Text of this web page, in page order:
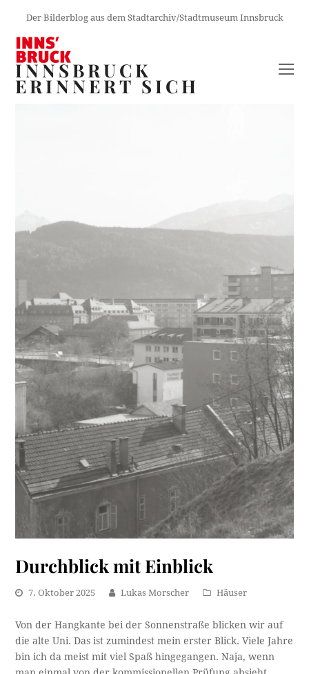
Der Bilderblog aus dem Stadtarchiv/Stadtmuseum Innsbruck
INNSBRUCK
ERINNERT SICH
Durchblick mit Einblick
7. Oktober 2025 Lukas Morscher Häuser
Von der Hangkante bei der Sonnenstraße blicken wir auf
die alte Uni. Das ist zumindest mein erster Blick. Viele Jahre
bin ich da meist mit viel Spaß hingegangen. Naja, wenn